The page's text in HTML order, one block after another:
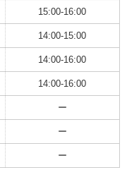
15:00-16:00
14:00-15:00
14:00-16:00
14:00-16:00
ー
ー
ー